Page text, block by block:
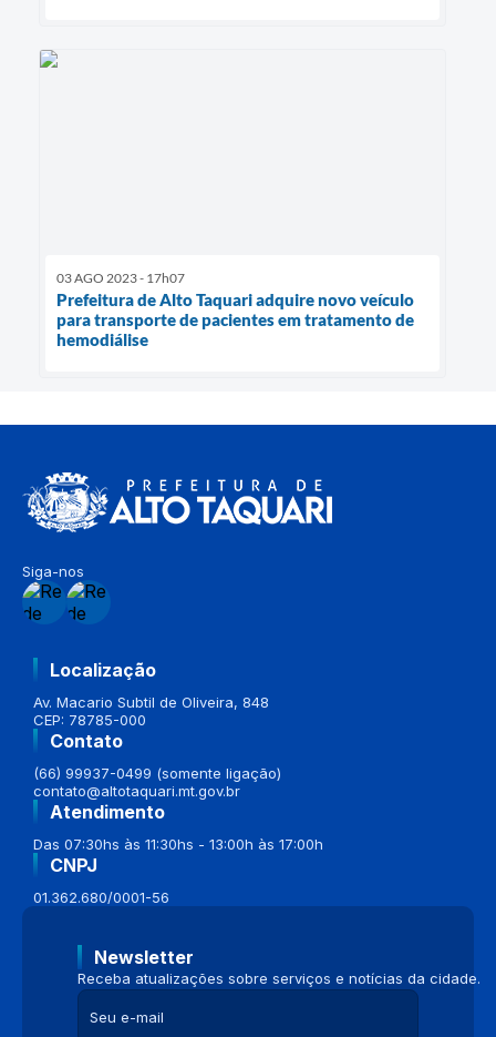
03 AGO 2023 - 17h07
Prefeitura de Alto Taquari adquire novo veículo
para transporte de pacientes em tratamento de
hemodiálise
Siga-nos
Localização
Av. Macario Subtil de Oliveira, 848
CEP: 78785-000
Contato
(66) 99937-0499 (somente ligação)
contato@altotaquari.mt.gov.br
Atendimento
Das 07:30hs às 11:30hs - 13:00h às 17:00h
CNPJ
01.362.680/0001-56
Newsletter
Receba atualizações sobre serviços e notícias da cidade.